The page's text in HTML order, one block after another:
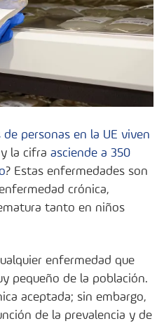
personas en la UE viven
y la cifra asciende a 350
? Estas enfermedades son
crónica,
tanto en niños
enfermedad que
pequeño de la población.
aceptada; sin embargo,
de la prevalencia y de